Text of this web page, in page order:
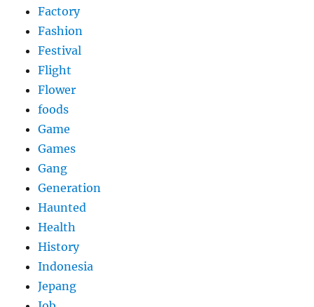
Factory
Fashion
Festival
Flight
Flower
foods
Game
Games
Gang
Generation
Haunted
Health
History
Indonesia
Jepang